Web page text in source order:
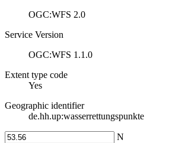
OGC:WFS 2.0
Service Version
OGC:WFS 1.1.0
Extent type code
Yes
Geographic identifier
de.hh.up:wasserrettungspunkte
N